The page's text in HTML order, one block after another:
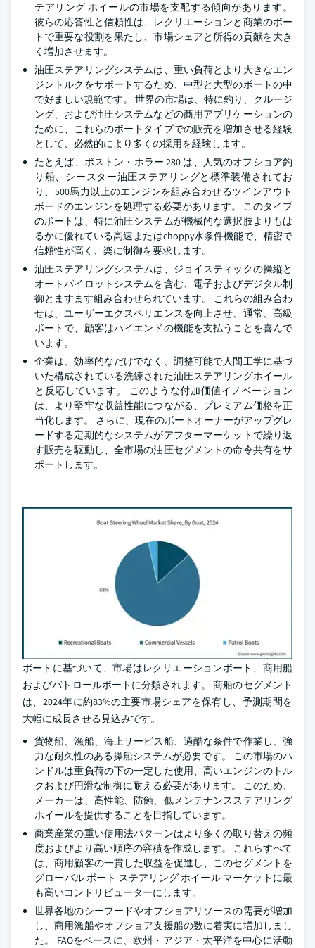
テアリング ホイールの市場を支配する傾向があります。
彼らの応答性と信頼性は、レクリエーションと商業のボー
トで重要な役割を果たし、市場シェアと所得の貢献を大き
く増加させます。
油圧ステアリングシステムは、重い負荷とより大きなエン
ジントルクをサポートするため、中型と大型のボートの中
で好ましい規範です。 世界の市場は、特に釣り、クルージ
ング、および油圧システムなどの商用アプリケーションの
ために、これらのボートタイプでの販売を増加させる経験
として、必然的により多くの採用を経験します。
たとえば、ボストン・ホラー 280 は、人気のオフショア釣
り船、シースター油圧ステアリングと標準装備されてお
り、500馬力以上のエンジンを組み合わせるツインアウト
ボードのエンジンを処理する必要があります。 このタイプ
のボートは、特に油圧システムが機械的な選択肢よりもは
るかに優れている高速またはchoppy水条件機能で、精密で
信頼性が高く、楽に制御を要求します。
油圧ステアリングシステムは、ジョイスティックの操縦と
オートパイロットシステムを含む、電子およびデジタル制
御とますます組み合わせられています。 これらの組み合わ
せは、ユーザーエクスペリエンスを向上させ、通常、高級
ボートで、顧客はハイエンドの機能を支払うことを喜んで
います。
企業は、効率的なだけでなく、調整可能で人間工学に基づ
いた構成されている洗練された油圧ステアリングホイール
と反応しています。 このような付加価値イノベーション
は、より堅牢な収益性能につながる、プレミアム価格を正
当化します。 さらに、現在のボートオーナーがアップグレ
ードする定期的なシステムがアフターマーケットで繰り返
す販売を駆動し、全市場の油圧セグメントの命令共有をサ
ポートします。
ボートに基づいて、市場はレクリエーションボート、商用船
およびパトロールボートに分類されます。 商船のセグメント
は、2024年に約83%の主要市場シェアを保有し、予測期間を
大幅に成長させる見込みです。
貨物船、漁船、海上サービス船、過酷な条件で作業し、強
力な耐久性のある操船システムが必要です。 この市場のハ
ンドルは重負荷の下の一定した使用、高いエンジンのトル
クおよび円滑な制御に耐える必要があります。 このため、
メーカーは、高性能、防蝕、低メンテナンスステアリング
ホイールを提供することを目指しています。
商業産業の重い使用法パターンはより多くの取り替えの頻
度およびより高い順序の容積を作成します。 これらすべて
は、商用顧客の一貫した収益を促進し、このセグメントを
グローバル ボート ステアリング ホイール マーケットに最
も高いコントリビューターにします。
世界各地のシーフードやオフショアリソースの需要が増加
し、商用漁船やオフショア支援船の数に着実に増加しまし
た。 FAOをベースに、欧州・アジア・太平洋を中心に活動